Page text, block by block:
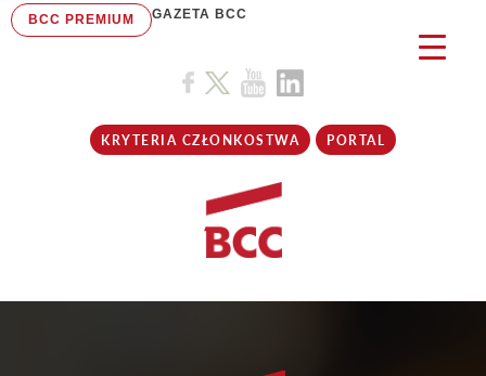
BCC PREMIUM GAZETA BCC
KRYTERIA CZŁONKOSTWA PORTAL